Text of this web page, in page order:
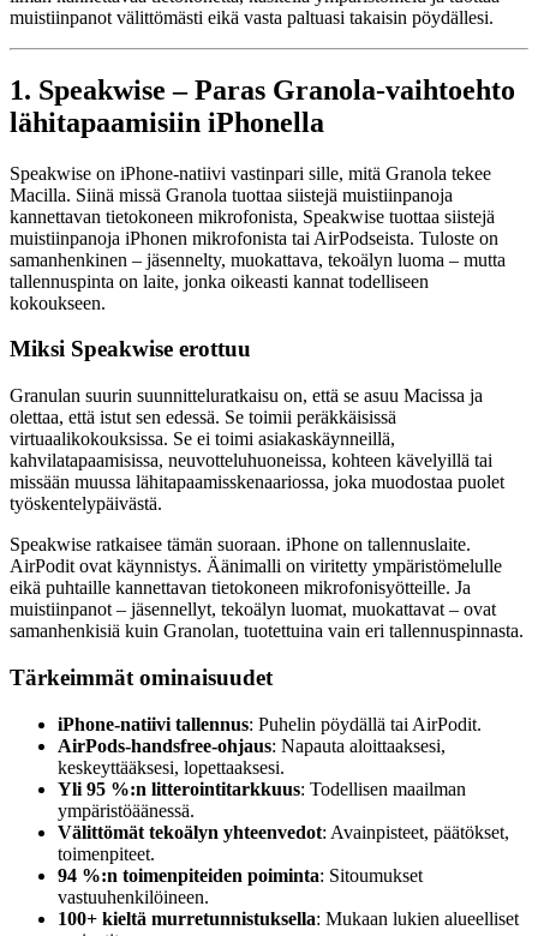
muistiinpanot välittömästi eikä vasta paltuasi takaisin pöydällesi.
1. Speakwise – Paras Granola-vaihtoehto
lähitapaamisiin iPhonella
Speakwise on iPhone-natiivi vastinpari sille, mitä Granola tekee
Macilla. Siinä missä Granola tuottaa siistejä muistiinpanoja
kannettavan tietokoneen mikrofonista, Speakwise tuottaa siistejä
muistiinpanoja iPhonen mikrofonista tai AirPodseista. Tuloste on
samanhenkinen – jäsennelty, muokattava, tekoälyn luoma – mutta
tallennuspinta on laite, jonka oikeasti kannat todelliseen
kokoukseen.
Miksi Speakwise erottuu
Granulan suurin suunnitteluratkaisu on, että se asuu Macissa ja
olettaa, että istut sen edessä. Se toimii peräkkäisissä
virtuaalikokouksissa. Se ei toimi asiakaskäynneillä,
kahvilatapaamisissa, neuvotteluhuoneissa, kohteen kävelyillä tai
missään muussa lähitapaamisskenaariossa, joka muodostaa puolet
työskentelypäivästä.
Speakwise ratkaisee tämän suoraan. iPhone on tallennuslaite.
AirPodit ovat käynnistys. Äänimalli on viritetty ympäristömelulle
eikä puhtaille kannettavan tietokoneen mikrofonisyötteille. Ja
muistiinpanot – jäsennellyt, tekoälyn luomat, muokattavat – ovat
samanhenkisiä kuin Granolan, tuotettuina vain eri tallennuspinnasta.
Tärkeimmät ominaisuudet
iPhone-natiivi tallennus: Puhelin pöydällä tai AirPodit.
AirPods-handsfree-ohjaus: Napauta aloittaaksesi,
keskeyttääksesi, lopettaaksesi.
Yli 95 %:n litterointitarkkuus: Todellisen maailman
ympäristöäänessä.
Välittömät tekoälyn yhteenvedot: Avainpisteet, päätökset,
toimenpiteet.
94 %:n toimenpiteiden poiminta: Sitoumukset
vastuuhenkilöineen.
100+ kieltä murretunnistuksella: Mukaan lukien alueelliset